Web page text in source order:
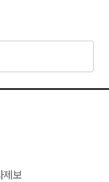
한다는 그녀는 작
인테리어를 선보
제보